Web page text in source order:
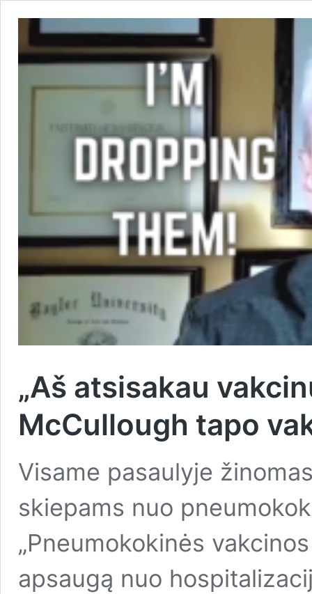
„Aš atsisakau
McCullough tapo
Visame pasaulyje
skiepams nuo
„Pneumokokinės
apsaugą nuo